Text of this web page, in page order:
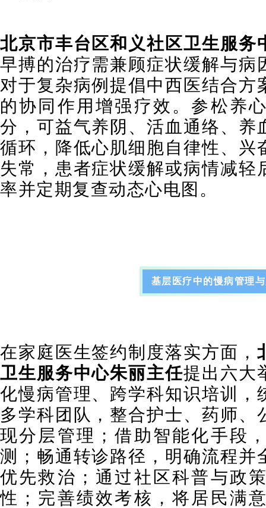
北京市丰台区和义社区卫生服务
早搏的治疗需兼顾症状缓解与病
对于复杂病例提倡中西医结合方
的协同作用增强疗效。参松养
分，可益气养阴、活血通络、养
循环，降低心肌细胞自律性、兴
失常，患者症状缓解或病情减轻
率并定期复查动态心电图。
基层医疗中的慢病管理
在家庭医生签约制度落实方面，
卫生服务中心朱丽主任提出六大
化慢病管理、跨学科知识培训，
多学科团队，整合护士、药师、
现分层管理；借助智能化手段
测；畅通转诊路径，明确流程并
优先救治；通过社区科普与政
性；完善绩效考核，将居民满